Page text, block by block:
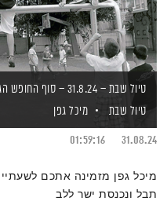
טיול שבת – 31.8.24 – סוף החופש הגדול
טיול שבת
מיכל גפן
31.08.24
01:59:16
מיכל גפן מזמינה אתכם
תבל ונכנסת ישר ללב